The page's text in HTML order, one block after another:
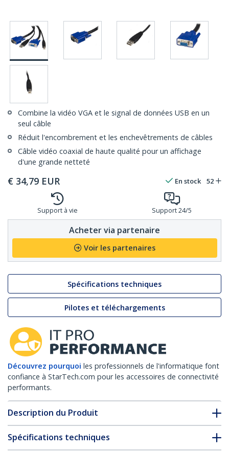
Combine la vidéo VGA et le signal de données USB en un
seul câble
Réduit l'encombrement et les enchevêtrements de câbles
Câble vidéo coaxial de haute qualité pour un affichage
d'une grande netteté
€ 34,79 EUR En stock 52
Support à vie Support 24/5
Acheter via partenaire
Voir les partenaires
Spécifications techniques
Pilotes et téléchargements
Découvrez pourquoi les professionnels de l'informatique font
confiance à StarTech.com pour les accessoires de connectivité
performants.
Description du Produit
Spécifications techniques